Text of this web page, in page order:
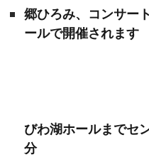
郷ひろみ、コンサー
ールで開催されます
びわ湖ホールまでセ
分